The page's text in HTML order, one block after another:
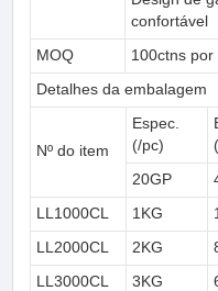
confortável
MOQ 100ctns
Detalhes da embalagem
Nº do item
Espec.
(/pc)
20GP
LL1000CL 1KG
LL2000CL 2KG
LL3000CL 3KG